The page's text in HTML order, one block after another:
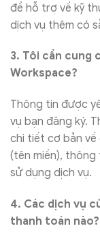
đề hỗ trợ về kỹ
dịch vụ thêm có
3. Tôi cần cung
Workspace?
Thông tin được
vụ bạn đăng ký.
chi tiết cơ bản về
(tên miền), thông
sử dụng dịch vụ.
4. Các dịch vụ
thanh toán nào?